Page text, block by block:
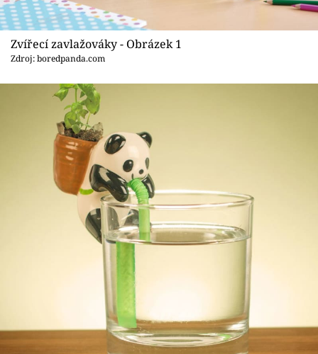
Přihlášení
Sledujte nás
Zvířecí zavlažováky - Obrázek 1
Zdroj: boredpanda.com